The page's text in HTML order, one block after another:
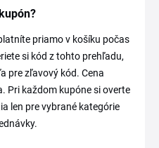
priamo v košíku počas
si kód z tohto prehľadu,
pre zľavový kód. Cena
Pri každom kupóne si overte
len pre vybrané kategórie